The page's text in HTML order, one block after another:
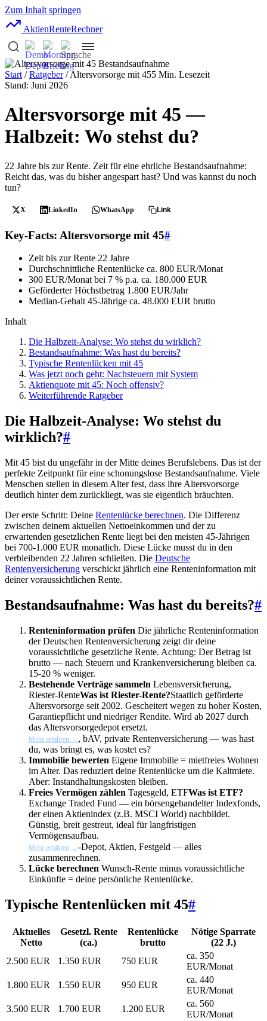
Zum Inhalt springen
AktienRenteRechner
Start /Ratgeber/ Altersvorsorge mit 455 Min. Lesezeit
Stand: Juni 2026
Altersvorsorge mit 45 —
Halbzeit: Wo stehst du?
22 Jahre bis zur Rente. Zeit für eine ehrliche Bestandsaufnahme:
Reicht das, was du bisher angespart hast? Und was kannst du noch
tun?
X LinkedIn WhatsApp Link
Key-Facts: Altersvorsorge mit 45#
Zeit bis zur Rente 22 Jahre
Durchschnittliche Rentenlücke ca. 800 EUR/Monat
300 EUR/Monat bei 7 % p.a. ca. 180.000 EUR
Geförderter Höchstbetrag 1.800 EUR/Jahr
Median-Gehalt 45-Jährige ca. 48.000 EUR brutto
Inhalt
Die Halbzeit-Analyse: Wo stehst du wirklich?
Bestandsaufnahme: Was hast du bereits?
Typische Rentenlücken mit 45
Was jetzt noch geht: Nachsteuern mit System
Aktienquote mit 45: Noch offensiv?
Weiterführende Ratgeber
Die Halbzeit-Analyse: Wo stehst du
wirklich?#
Mit 45 bist du ungefähr in der Mitte deines Berufslebens. Das ist der
perfekte Zeitpunkt für eine schonungslose Bestandsaufnahme. Viele
Menschen stellen in diesem Alter fest, dass ihre Altersvorsorge
deutlich hinter dem zurückliegt, was sie eigentlich bräuchten.
Der erste Schritt: Deine Rentenlücke berechnen. Die Differenz
zwischen deinem aktuellen Nettoeinkommen und der zu
erwartenden gesetzlichen Rente liegt bei den meisten 45-Jährigen
bei 700-1.000 EUR monatlich. Diese Lücke musst du in den
verbleibenden 22 Jahren schließen. Die Deutsche
Rentenversicherung verschickt jährlich eine Renteninformation mit
deiner voraussichtlichen Rente.
Bestandsaufnahme: Was hast du bereits?#
Renteninformation prüfen Die jährliche Renteninformation
der Deutschen Rentenversicherung zeigt dir deine
voraussichtliche gesetzliche Rente. Achtung: Der Betrag ist
brutto — nach Steuern und Krankenversicherung bleiben ca.
15-20 % weniger.
Bestehende Verträge sammeln Lebensversicherung,
Riester-RenteWas ist Riester-Rente?Staatlich geförderte
Altersvorsorge seit 2002. Gescheitert wegen zu hoher Kosten,
Garantiepflicht und niedriger Rendite. Wird ab 2027 durch
das Altersvorsorgedepot ersetzt.
Mehr erfahren → , bAV, private Rentenversicherung — was hast
du, was bringt es, was kostet es?
Immobilie bewerten Eigene Immobilie = mietfreies Wohnen
im Alter. Das reduziert deine Rentenlücke um die Kaltmiete.
Aber: Instandhaltungskosten bleiben.
Freies Vermögen zählen Tagesgeld, ETFWas ist ETF?
Exchange Traded Fund — ein börsengehandelter Indexfonds,
der einen Aktienindex (z.B. MSCI World) nachbildet.
Günstig, breit gestreut, ideal für langfristigen
Vermögensaufbau.
Mehr erfahren →-Depot, Aktien, Festgeld — alles
zusammenrechnen.
Lücke berechnen Wunsch-Rente minus voraussichtliche
Einkünfte = deine persönliche Rentenlücke.
Typische Rentenlücken mit 45#
Aktuelles
Netto
Gesetzl. Rente
(ca.)
Rentenlücke
brutto
Nötige Sparrate
(22 J.)
2.500 EUR
1.350 EUR 750 EUR
ca. 350
EUR/Monat
1.800 EUR
1.550 EUR 950 EUR
ca. 440
EUR/Monat
3.500 EUR
1.700 EUR 1.200 EUR
ca. 560
EUR/Monat